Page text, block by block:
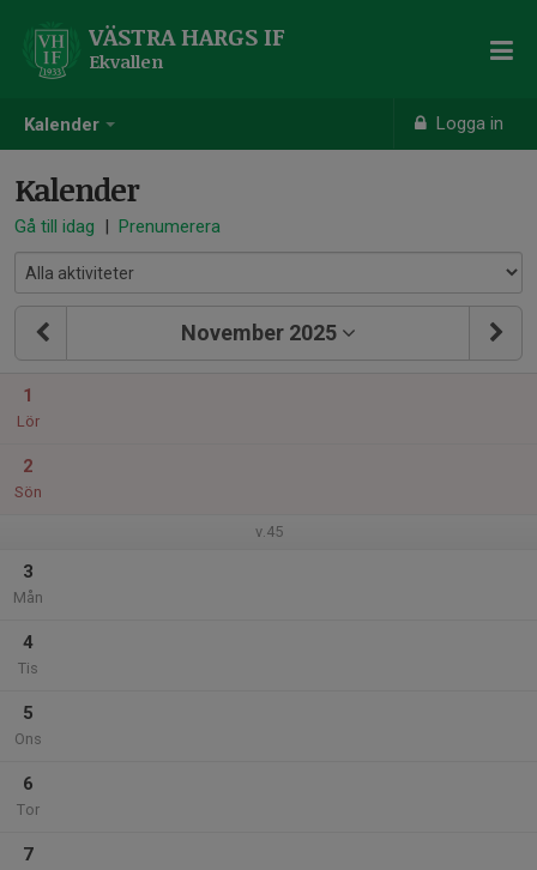
Kalender Logga in
VÄSTRA HARGS IF
Ekvallen
Kalender
Gå till idag | Prenumerera
November 2025
1
Lör
2
Sön
v.45
3
Mån
4
Tis
5
Ons
6
Tor
7